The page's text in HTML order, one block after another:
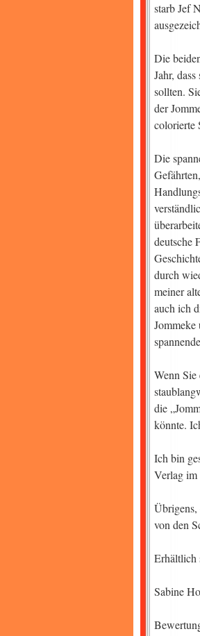
starb Jef
Die
Jahr,
sollten.
der
colorierte
Die
deutsche
durch
meiner
auch ich
Jommeke
Wenn
die
könnte.
Ich bin
Verlag im
von den
Erhältlich
Sabine